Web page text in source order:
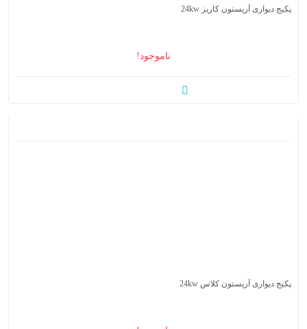
پکیج دیواری آریستون کاریز 24kw
ناموجود!
پکیج دیواری آریستون کلاس 24kw